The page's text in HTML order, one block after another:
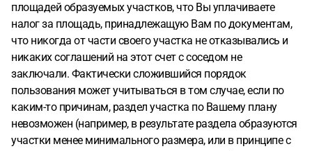
площадей образуемых участков, что Вы уплачиваете
налог за площадь, принадлежащую Вам по документам,
что никогда от части своего участка не отказывались и
никаких соглашений на этот счет с соседом не
заключали. Фактически сложившийся порядок
пользования может учитываться в том случае, если по
каким-то причинам, раздел участка по Вашему плану
невозможен (например, в результате раздела образуются
участки менее минимального размера, или в принципе с